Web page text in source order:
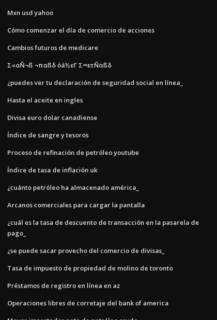
Mxn usd yahoo
Cómo comenzar el día de comercio de acciones
Cambios futuros de medicare
Σ«αÑ¬ß ¬παßδ óá½εΓ Σ∞ετÑαßδ
¿puedes ver tu declaración de seguridad social en línea_
Hasta el aceite en ingles
Divisa euro dolar canadiense
Índice de sangre y tesoros
Proceso de refinación de petróleo youtube
Índice de tasa de inflación uk
¿cuánto petróleo ha almacenado américa_
Arcanos comerciales para cargar la pantalla
¿cuál es la tasa de descuento de transacción en la pasarela de
pago_
¿se puede sacar provecho del comercio de divisas_
Tasa de impuesto de propiedad de molino de toronto
Préstamos de registro en línea en az
Operaciones libres de corretaje del bank of america